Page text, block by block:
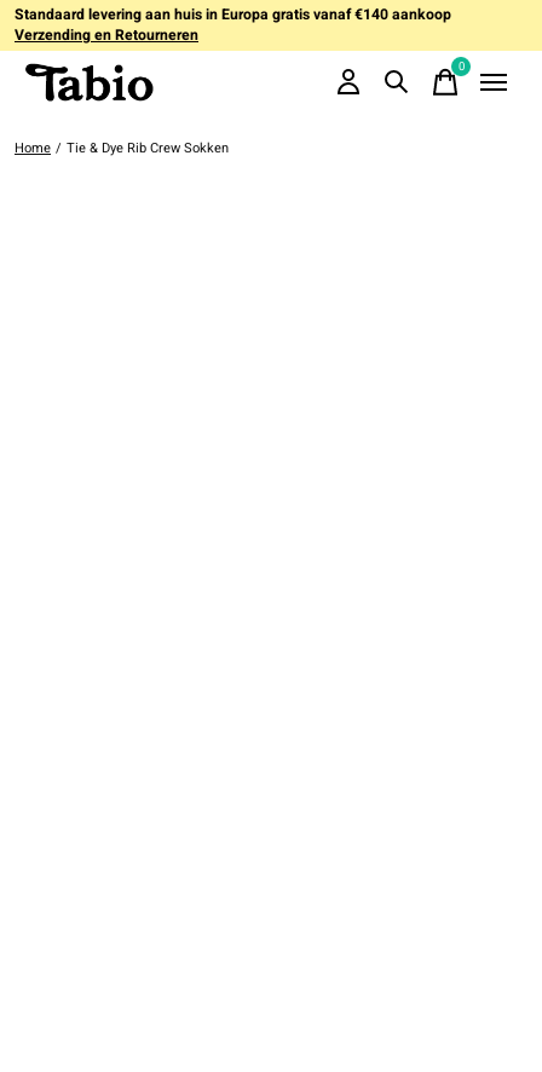
Standaard levering aan huis in Europa gratis vanaf €140 aankoop
Verzending en Retourneren
0items
Home / Tie & Dye Rib Crew Sokken